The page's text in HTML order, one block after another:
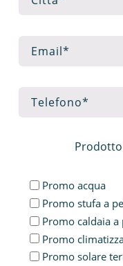
Promo acqua
Promo stufa a
Promo caldaia a
Promo
Promo solare